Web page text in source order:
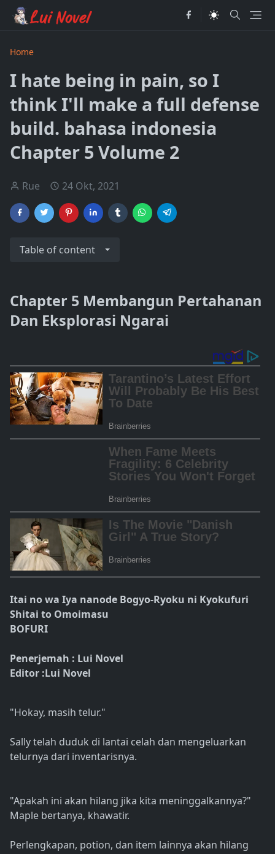
Home
I hate being in pain, so I
think I'll make a full defense
build. bahasa indonesia
Chapter 5 Volume 2
Rue 24 Okt, 2021
Table of content
Chapter 5 Membangun Pertahanan
Dan Eksplorasi Ngarai
Itai no wa Iya nanode Bogyo-Ryoku ni Kyokufuri
Shitai to Omoimasu
BOFURI
Penerjemah : Lui Novel
Editor :Lui Novel
"Hokay, masih telur."
Sally telah duduk di lantai celah dan mengeluarkan
telurnya dari inventarisnya.
"Apakah ini akan hilang jika kita meninggalkannya?"
Maple bertanya, khawatir.
Perlengkapan, potion, dan item lainnya akan hilang